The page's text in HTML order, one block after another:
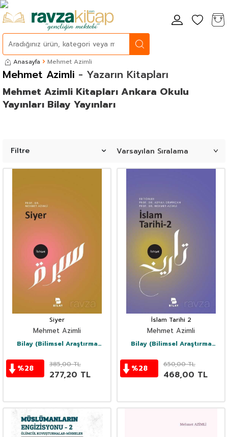
Anasayfa Mehmet Azimli
- Yazarın Kitapları
Mehmet Azimli
Mehmet Azimli Kitapları Ankara Okulu
Yayınları Bilay Yayınları
Filtre
Siyer
Mehmet Azimli
Bilay (Bilimsel Araştırma
%28 385,00TL
277,20 TL
İslam Tarihi 2
Mehmet Azimli
Bilay (Bilimsel Araştırma
%28 650,00TL
468,00 TL